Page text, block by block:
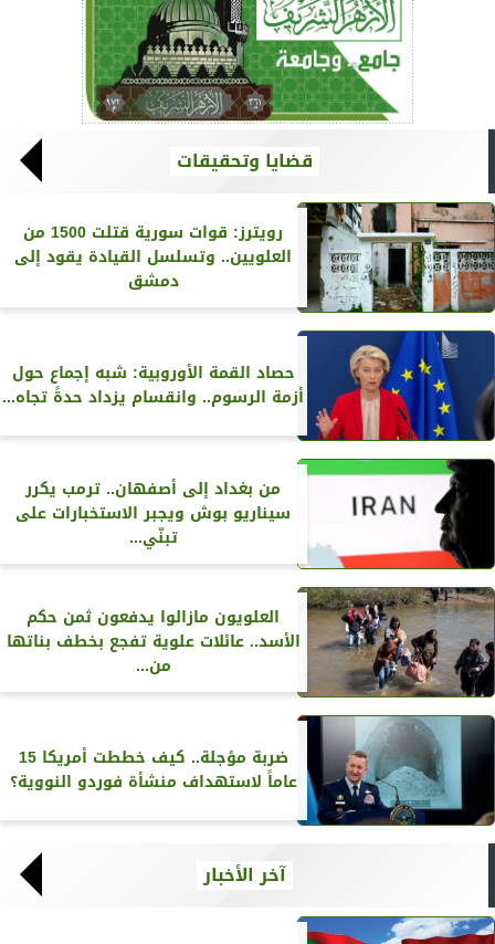
قضايا وتحقيقات
رويترز‏: قوات سورية قتلت 1500 من
العلويين.. وتسلسل القيادة يقود إلى
دمشق
حصاد القمة الأوروبية: شبه إجماع حول
أزمة الرسوم.. وانقسام يزداد حدةً تجاه...
من بغداد إلى أصفهان.. ترمب يكرر
سيناريو بوش ويجبر الاستخبارات على
تبنّي...
العلويون مازالوا يدفعون ثمن حكم
الأسد.. عائلات علوية تفجع بخطف بناتها
من...
ضربة مؤجلة.. كيف خططت أمريكا 15
عاماً لاستهداف منشأة فوردو النووية؟
آخر الأخبار